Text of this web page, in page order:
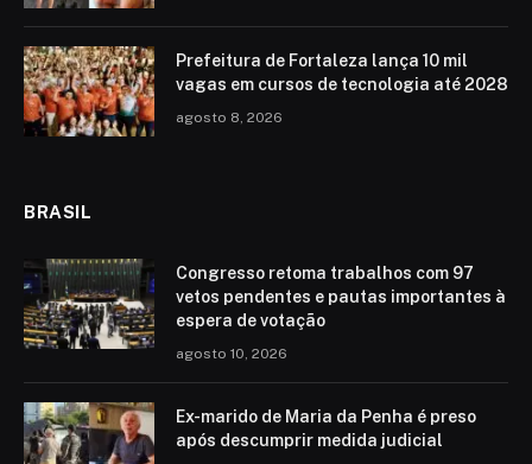
Prefeitura de Fortaleza lança 10 mil
vagas em cursos de tecnologia até 2028
agosto 8, 2026
BRASIL
Congresso retoma trabalhos com 97
vetos pendentes e pautas importantes à
espera de votação
agosto 10, 2026
Ex-marido de Maria da Penha é preso
após descumprir medida judicial